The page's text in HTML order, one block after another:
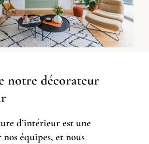
notre décorateur
d’intérieur est une
nos équipes, et nous